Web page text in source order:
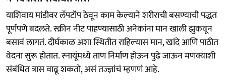
याशिवाय मांडीवर लॅपटॉप ठेवून काम केल्याने शरीराची बसण्याची पद्धत
पूर्णपणे बदलते. स्क्रीन नीट पाहण्यासाठी अनेकांना मान खाली झुकवून
बसावं लागतं. दीर्घकाळ अशा स्थितीत राहिल्यास मान, खांदे आणि पाठीत
वेदना सुरू होतात. स्नायूंमध्ये ताण निर्माण होऊन पुढे जाऊन मणक्याशी
संबंधित त्रास वाढू शकतो, असं तज्ज्ञांचं म्हणणं आहे.